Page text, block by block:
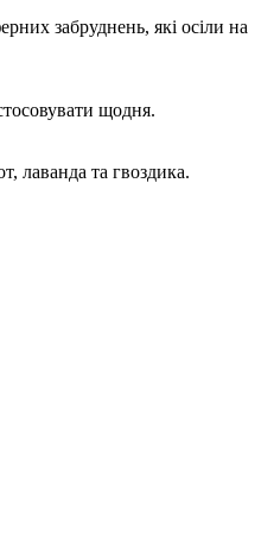
забруднень, які осіли на
щодня.
лаванда та гвоздика.